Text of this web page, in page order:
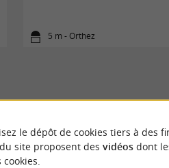
5 m - Orthez
AUX
le dépôt de cookies tiers à des
site proposent des vidéosdont